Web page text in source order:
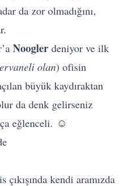
da zor olmadığını,
Noogler deniyor ve ilk
olan) ofisin
büyük kaydıraktan
da denk gelirseniz
eğlenceli. ☺
kendi aramızda